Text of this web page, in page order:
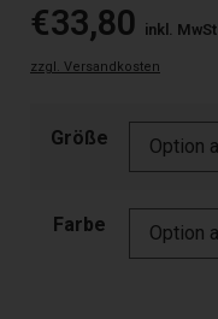
€33,80 inkl. MwSt
zzgl. Versandkosten
Größe
Farbe